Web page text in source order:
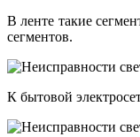
В ленте такие
сегментов.
К бытовой